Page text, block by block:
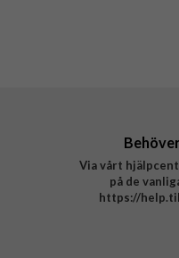
Via vårt
på de
https://